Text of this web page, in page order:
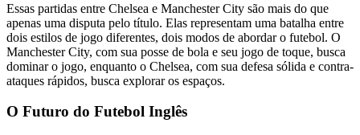
Essas partidas entre Chelsea e Manchester City são mais do que
apenas uma disputa pelo título. Elas representam uma batalha entre
dois estilos de jogo diferentes, dois modos de abordar o futebol. O
Manchester City, com sua posse de bola e seu jogo de toque, busca
dominar o jogo, enquanto o Chelsea, com sua defesa sólida e contra-
ataques rápidos, busca explorar os espaços.
O Futuro do Futebol Inglês